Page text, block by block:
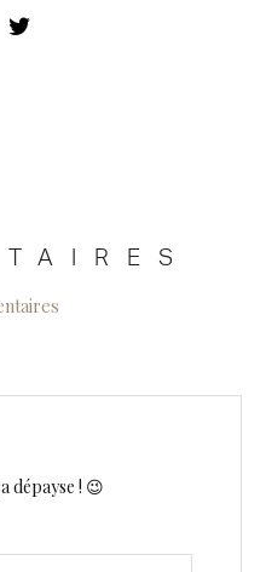
dépayse ! 😉